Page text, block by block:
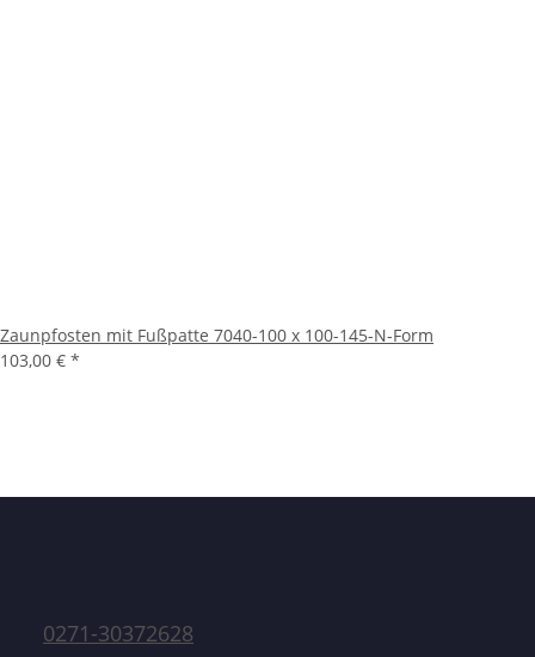
Zaunpfosten mit Fußpatte 7040-100 x 100-145-N-Form
103,00 € *
0271-30372628